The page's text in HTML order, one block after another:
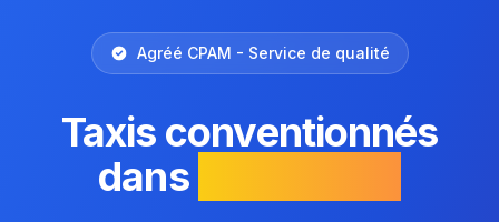
Agréé CPAM - Service de qualité
Taxis conventionnés
dans